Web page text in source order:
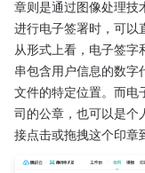
章则是通过图像处理技
进行电子签署时，可以
从形式上看，电子签
串包含用户信息的数
文件的特定位置。而电
司的公章，也可以是个
接点击或拖拽这个印章